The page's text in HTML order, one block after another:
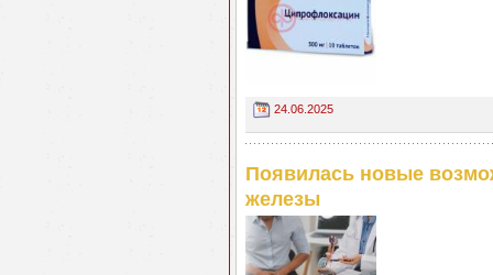
24.06.2025
Появилась новые
железы